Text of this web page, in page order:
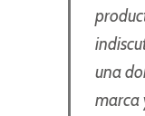
una
marca